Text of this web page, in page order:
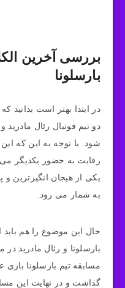
بررسی آخرین
بارسلونا
در ابتدا بهتر است بدانید
دو تیم فوتبال رئال مادرید
شود. با توجه به این که
رقابت به حضور یکدیگر می‌
یکی از هیجان انگیزترین و
به شمار می‌ رود.
حال این موضوع را هم باید
مسابقه تیم بارسلونا
گذاشت و در نهایت این